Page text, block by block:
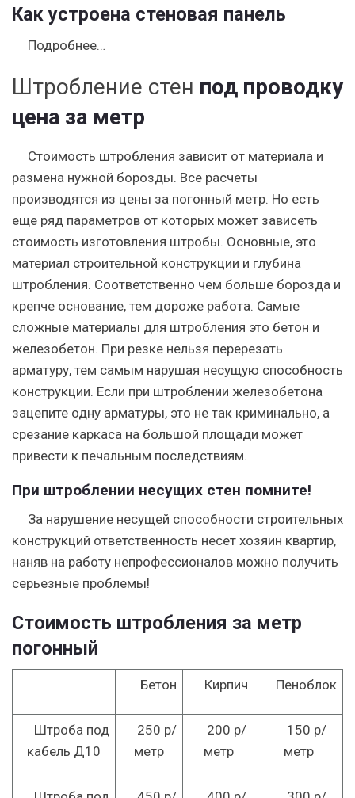
Как устроена стеновая панель
Подробнее…
Штробление стен под проводку
цена за метр
Стоимость штробления зависит от материала и
размена нужной борозды. Все расчеты
производятся из цены за погонный метр. Но есть
еще ряд параметров от которых может зависеть
стоимость изготовления штробы. Основные, это
материал строительной конструкции и глубина
штробления. Соответственно чем больше борозда и
крепче основание, тем дороже работа. Самые
сложные материалы для штробления это бетон и
железобетон. При резке нельзя перерезать
арматуру, тем самым нарушая несущую способность
конструкции. Если при штроблении железобетона
зацепите одну арматуры, это не так криминально, а
срезание каркаса на большой площади может
привести к печальным последствиям.
При штроблении несущих стен помните!
За нарушение несущей способности строительных
конструкций ответственность несет хозяин квартир,
наняв на работу непрофессионалов можно получить
серьезные проблемы!
Стоимость штробления за метр
погонный
Бетон Кирпич Пеноблок
Штроба под
кабель Д10
250 р/
метр
200 р/
метр
150 р/
метр